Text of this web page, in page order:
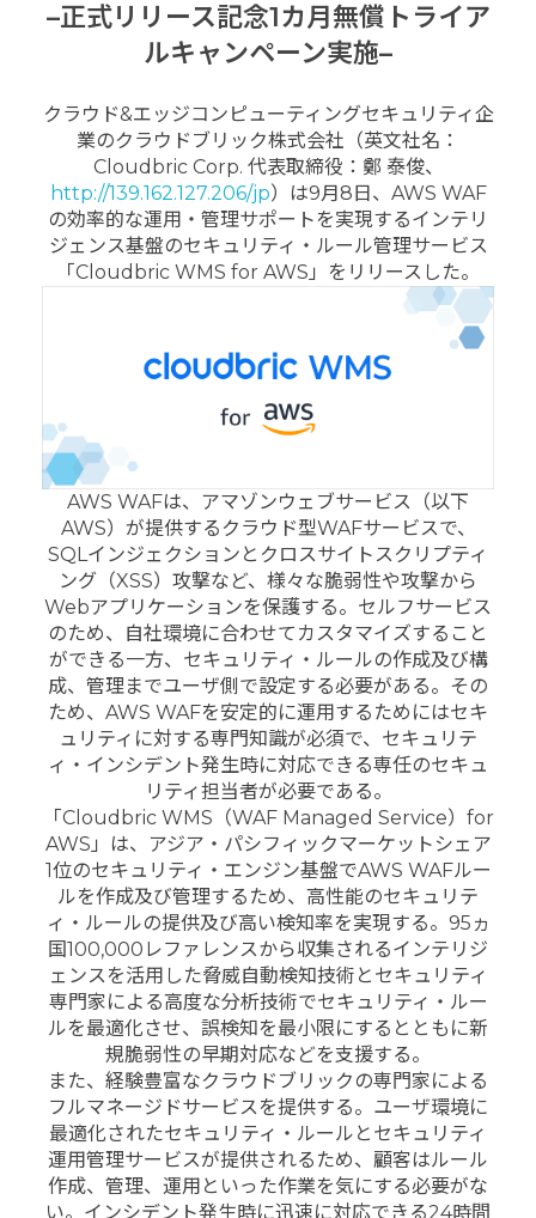
–正式リリース記念1カ月無償トライア
ルキャンペーン実施–
クラウド&エッジコンピューティングセキュリティ企
業のクラウドブリック株式会社（英文社名：
Cloudbric Corp. 代表取締役：鄭 泰俊、
http://139.162.127.206/jp）は9月8日、AWS WAF
の効率的な運用・管理サポートを実現するインテリ
ジェンス基盤のセキュリティ・ルール管理サービス
「Cloudbric WMS for AWS」をリリースした。
AWS WAFは、アマゾンウェブサービス（以下
AWS）が提供するクラウド型WAFサービスで、
SQLインジェクションとクロスサイトスクリプティ
ング（XSS）攻撃など、様々な脆弱性や攻撃から
Webアプリケーションを保護する。セルフサービス
のため、自社環境に合わせてカスタマイズすること
ができる一方、セキュリティ・ルールの作成及び構
成、管理までユーザ側で設定する必要がある。その
ため、AWS WAFを安定的に運用するためにはセキ
ュリティに対する専門知識が必須で、セキュリテ
ィ・インシデント発生時に対応できる専任のセキュ
リティ担当者が必要である。
「Cloudbric WMS（WAF Managed Service）for
AWS」は、アジア・パシフィックマーケットシェア
1位のセキュリティ・エンジン基盤でAWS WAFルー
ルを作成及び管理するため、高性能のセキュリテ
ィ・ルールの提供及び高い検知率を実現する。95ヵ
国100,000レファレンスから収集されるインテリジ
ェンスを活用した脅威自動検知技術とセキュリティ
専門家による高度な分析技術でセキュリティ・ルー
ルを最適化させ、誤検知を最小限にするとともに新
規脆弱性の早期対応などを支援する。
また、経験豊富なクラウドブリックの専門家による
フルマネージドサービスを提供する。ユーザ環境に
最適化されたセキュリティ・ルールとセキュリティ
運用管理サービスが提供されるため、顧客はルール
作成、管理、運用といった作業を気にする必要がな
い。インシデント発生時に迅速に対応できる24時間